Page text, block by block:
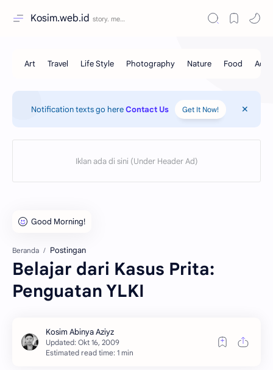
Kosim.web.id
Notification texts go hereContact Us Get It Now!
Beranda Postingan
Belajar dari Kasus Prita:
Penguatan YLKI
Estimated read time: 1 min